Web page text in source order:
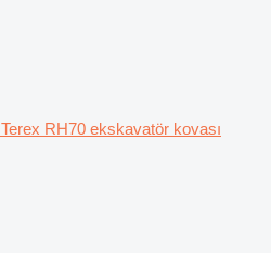
Terex RH70 ekskavatör kovası